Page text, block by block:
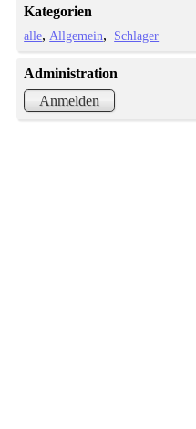
Kategorien
alle Allgemein Schlager
Administration
Anmelden